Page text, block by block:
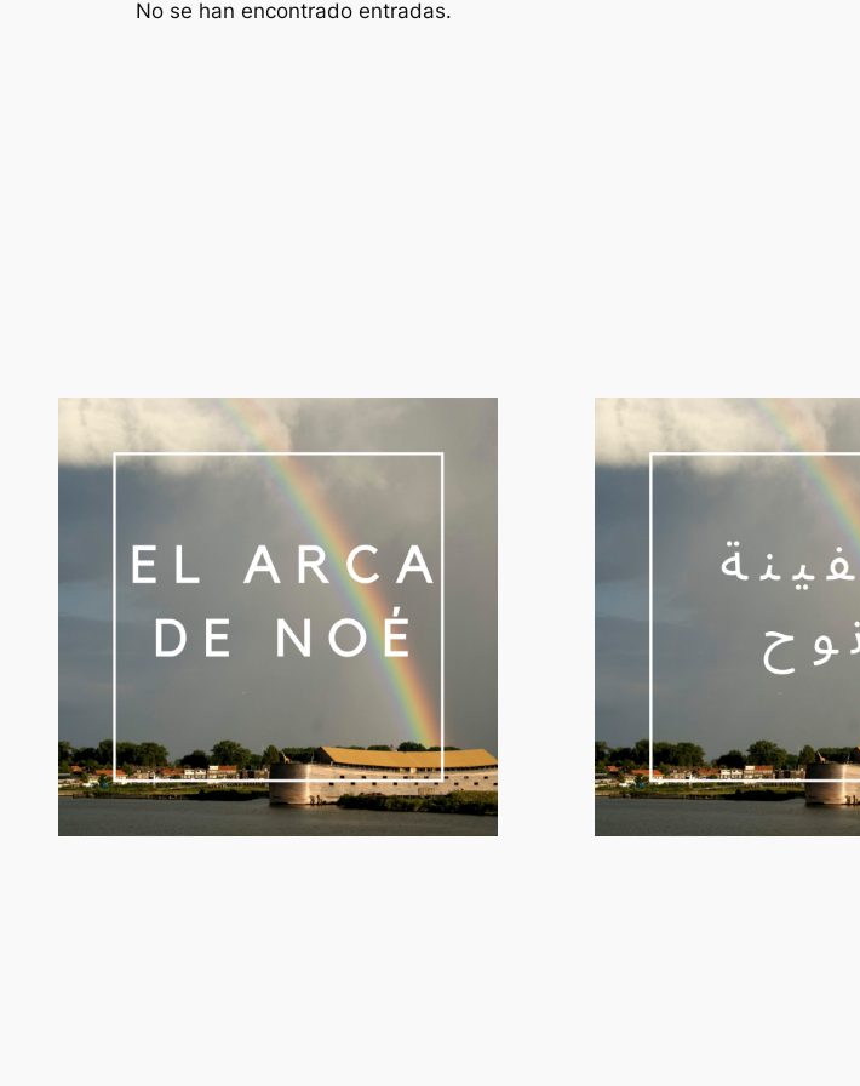
No se han encontrado entradas.